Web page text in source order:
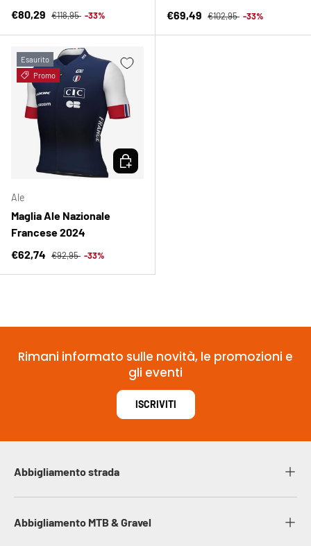
Prezzo di vendita
€80,29 Prezzo normale
€118,95 -33%
Prezzo di vendita
€69,49 Prezzo normale
€102,95 -33%
Esaurito
Promo
Ale
Maglia Ale Nazionale
Francese 2024
Prezzo di vendita
€62,74 Prezzo normale
€92,95 -33%
SCEGLI OPZIONI
Rimani informato sulle novità, le promozioni e
gli eventi
ISCRIVITI
Abbigliamento strada
Abbigliamento MTB & Gravel